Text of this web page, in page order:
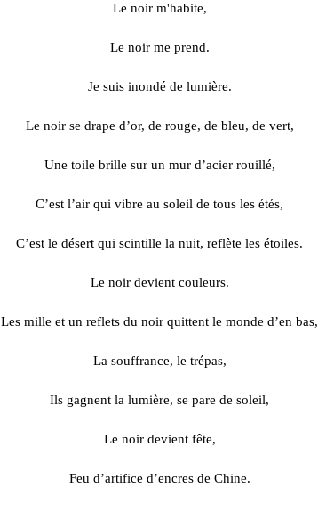
Le noir m'habite,
Le noir me prend.
Je suis inondé de lumière.
Le noir se drape d’or, de rouge, de bleu, de vert,
Une toile brille sur un mur d’acier rouillé,
C’est l’air qui vibre au soleil de tous les étés,
C’est le désert qui scintille la nuit, reflète les étoiles.
Le noir devient couleurs.
Les mille et un reflets du noir quittent le monde d’en bas,
La souffrance, le trépas,
Ils gagnent la lumière, se pare de soleil,
Le noir devient fête,
Feu d’artifice d’encres de Chine.